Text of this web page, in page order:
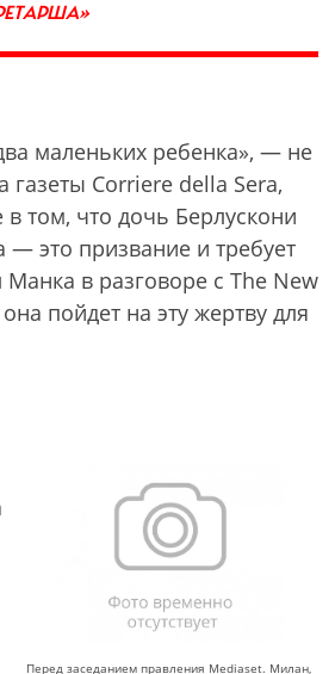
маленьких ребенка», — не
газеты Corriere della Sera,
том, что дочь Берлускони
это призвание и требует
в разговоре с The New
пойдет на эту жертву для
Перед заседанием правления Mediaset. Милан,